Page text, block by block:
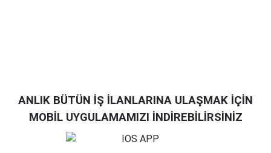
ANLIK BÜTÜN İŞ İLANLARINA ULAŞMAK İÇİN
MOBİL UYGULAMAMIZI İNDİREBİLİRSİNİZ